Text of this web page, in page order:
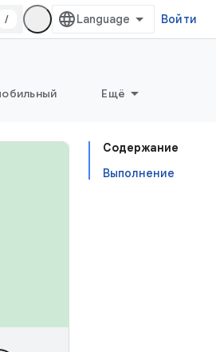
/ Войти
Ещё
Содержание
Выполнение